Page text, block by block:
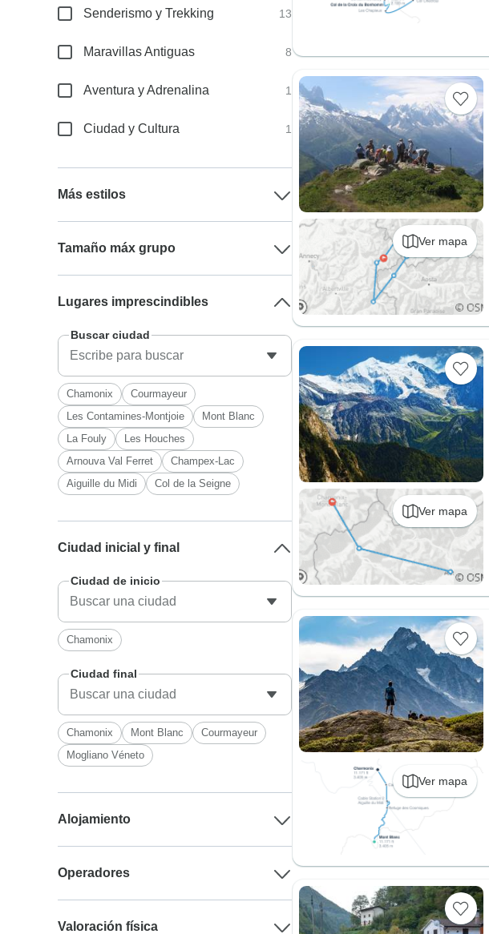
Ver mapa
Ver mapa
Ver mapa
Senderismo y Trekking 13
Maravillas Antiguas 8
Aventura y Adrenalina 1
Ciudad y Cultura 1
Más estilos
Tamaño máx grupo
Lugares imprescindibles
Buscar ciudad
Chamonix
Courmayeur
Les Contamines-Montjoie
Mont Blanc
La Fouly
Les Houches
Arnouva Val Ferret
Champex-Lac
Aiguille du Midi
Col de la Seigne
Ciudad inicial y final
Ciudad de inicio
Chamonix
Ciudad final
Chamonix Mont Blanc
Courmayeur
Mogliano Véneto
Alojamiento
Operadores
Valoración física